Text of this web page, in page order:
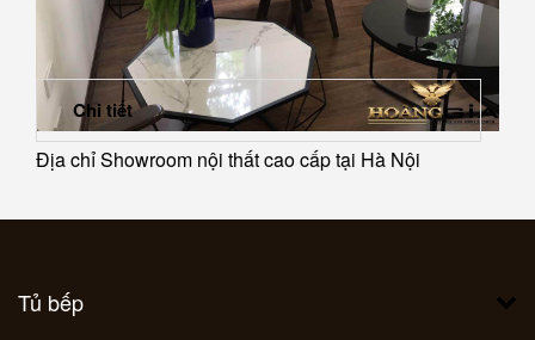
Địa chỉ Showroom nội thất cao cấp tại Hà Nội
Chi tiết
Tủ bếp